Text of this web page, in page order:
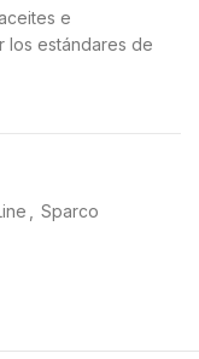
e
los estándares de
Sparco